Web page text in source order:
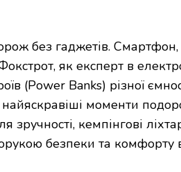
без гаджетів.
як експерт в
(Power Banks) різної
моменти
зручності, кемпінгові
безпеки та комфорту